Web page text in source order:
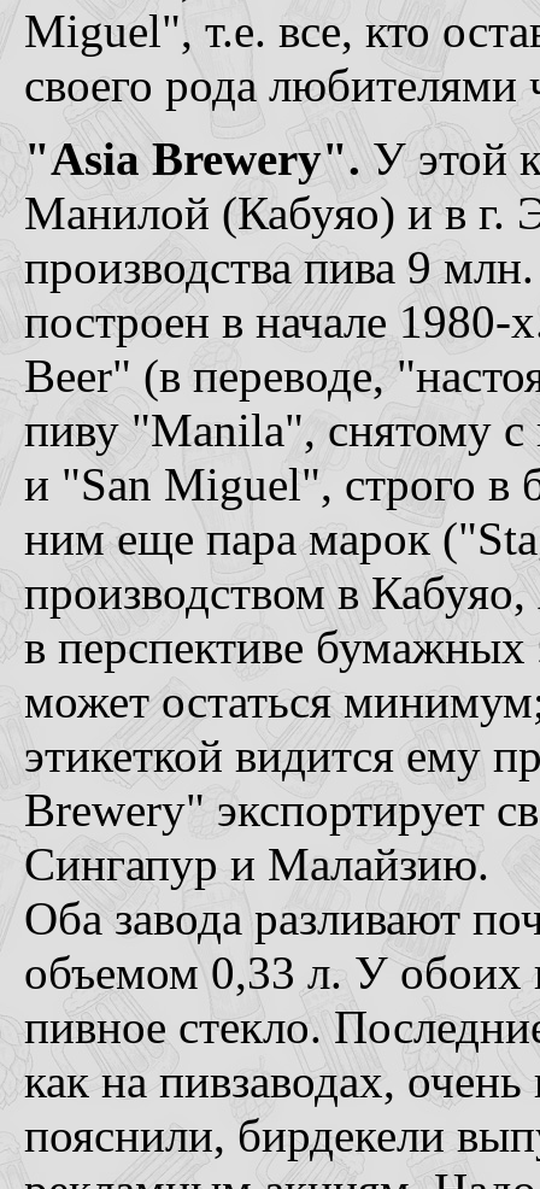
Miguel", т.е. все, кто
своего рода любителями
"Asia Brewery".У этой
Манилой (Кабуяо) и в г.
производства пива 9
построен в начале
Beer" (в переводе,
пиву "Manila", снятому с
и "San Miguel", строго в
ним еще пара марок
производством в
в перспективе
может остаться
этикеткой видится ему
Brewery" экспортирует
Сингапур и Малайзию.
Оба завода разливают
объемом 0,33 л. У обоих
пивное стекло.
как на пивзаводах,
пояснили, бирдекели